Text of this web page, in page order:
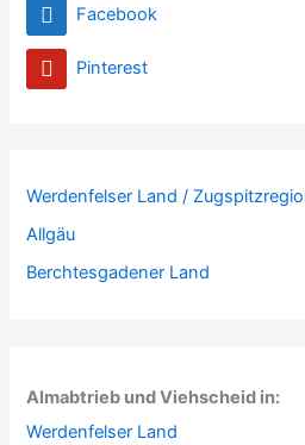
Facebook
Pinterest
Werdenfelser Land /
Allgäu
Berchtesgadener Land
Almabtrieb und Viehscheid in:
Werdenfelser Land